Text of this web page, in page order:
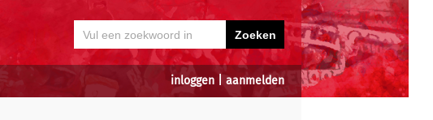
inloggen aanmelden